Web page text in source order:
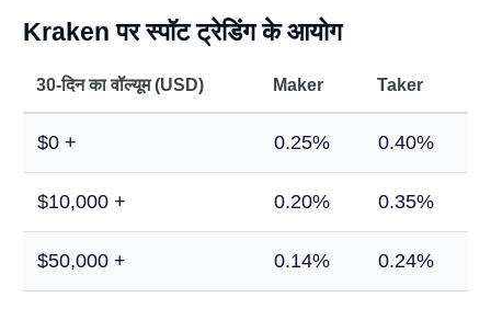
Kraken पर स्पॉट ट्रेडिंग के आयोग
30-दिन का वॉल्यूम (USD) Maker Taker
$0 + 0.25% 0.40%
$10,000 + 0.20% 0.35%
$50,000 + 0.14% 0.24%